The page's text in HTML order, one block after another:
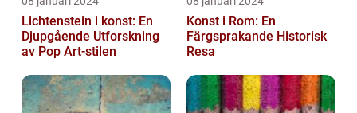
Lichtenstein i konst: En
Djupgående Utforskning
av Pop Art-stilen
Konst i Rom: En
Färgsprakande Historisk
Resa